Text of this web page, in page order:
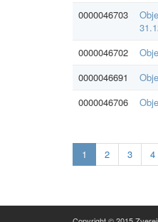
0000046703
0000046702
0000046691
0000046706
1 Aktualna-
stranka
2 3 4